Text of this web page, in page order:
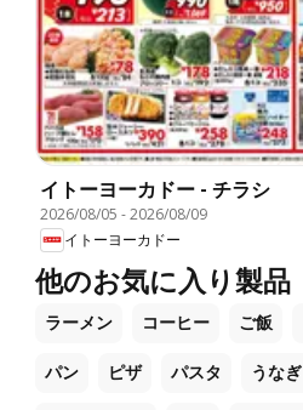
イトーヨーカドー - チラシ
2026/08/05 -2026/08/09
イトーヨーカドー
他のお気に入り製品
ラーメン コーヒー ご飯
パン ピザ パスタ うなぎ